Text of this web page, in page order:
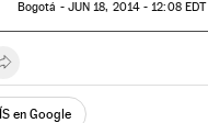
Bogotá - JUN 18, 2014 - 12:08EDT
en Facebook
en Twitter
Desplegar Redes Sociales
en Google